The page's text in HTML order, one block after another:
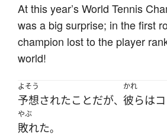
At this year’s World Tennis
was a big surprise; in the first
champion lost to the player
world!
よそう
予想されたことだが、
かれ
彼らは
やぶ
敗れた。